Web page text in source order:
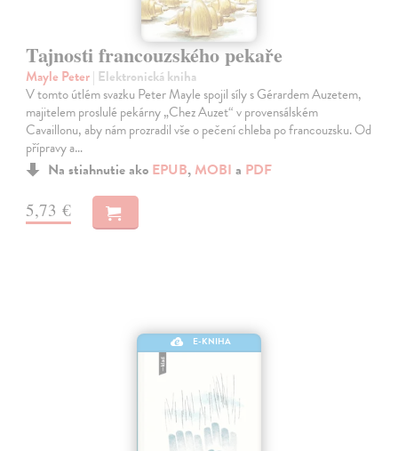
Tajnosti francouzského pekaře
Mayle Peter| Elektronická kniha
V tomto útlém svazku Peter Mayle spojil síly s Gérardem Auzetem,
majitelem proslulé pekárny „Chez Auzet“ v provensálském
Cavaillonu, aby nám prozradil vše o pečení chleba po francouzsku. Od
přípravy a…
Na stiahnutie ako EPUB, MOBI a PDF
5,73 €
E-KNIHA